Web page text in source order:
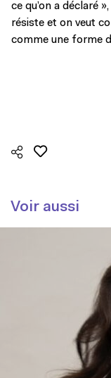
ce qu’on a déclaré
résiste et on veut
comme une forme
Voir aussi